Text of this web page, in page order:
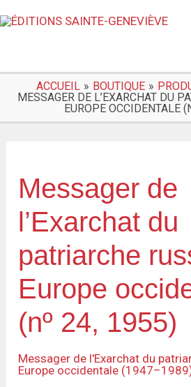
ACCUEIL BOUTIQUE
MESSAGER DE L’EXARCHAT DU
EUROPE OCCIDENTALE
Messager de
l’Exarchat du
patriarche
Europe
(nº 24, 1955)
Messager de l'Exarchat du
Europe occidentale
de
Messager
de
l'Exarchat
du
patriarche
russe
en
Europe
occidentale